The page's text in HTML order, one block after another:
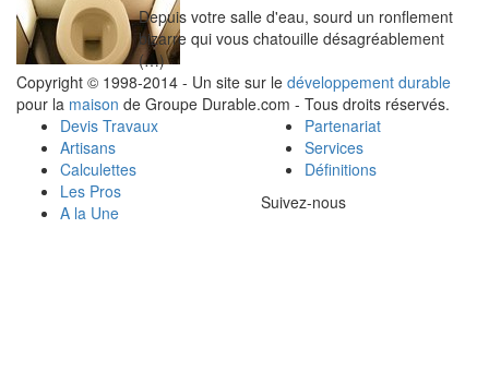
Depuis votre salle d'eau, sourd un ronflement
bizarre qui vous chatouille désagréablement
(…)
Copyright © 1998-2014 - Un site sur le développement durable
pour la maison de Groupe Durable.com - Tous droits réservés.
Devis Travaux
Artisans
Calculettes
Les Pros
A la Une
Partenariat
Services
Définitions
Suivez-nous